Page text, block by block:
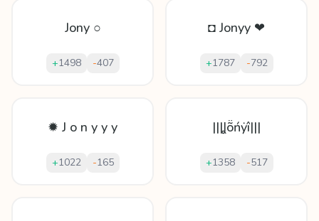
Jony ○
+1498 -407
◘ Jonyy ❤
+1787 -792
✹ J o n y y y
+1022 -165
|||Ʝṏńẏî|||
+1358 -517